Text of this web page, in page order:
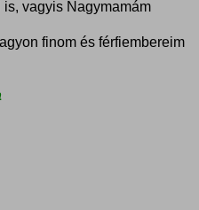
vagyis Nagymamám
finom és férfiembereim